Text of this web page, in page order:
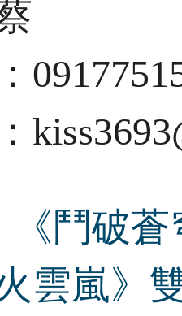
《鬥破
雲嵐》